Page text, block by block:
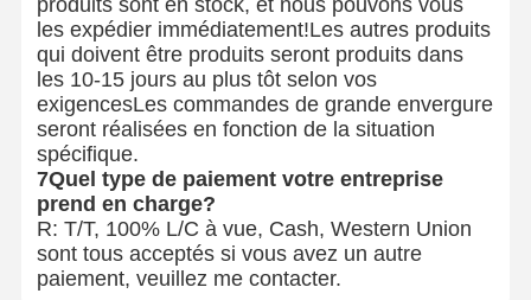
les expédier immédiatement!Les autres produits
qui doivent être produits seront produits dans
les 10-15 jours au plus tôt selon vos
exigencesLes commandes de grande envergure
seront réalisées en fonction de la situation
spécifique.
7Quel type de paiement votre entreprise
prend en charge?
R: T/T, 100% L/C à vue, Cash, Western Union
sont tous acceptés si vous avez un autre
paiement, veuillez me contacter.